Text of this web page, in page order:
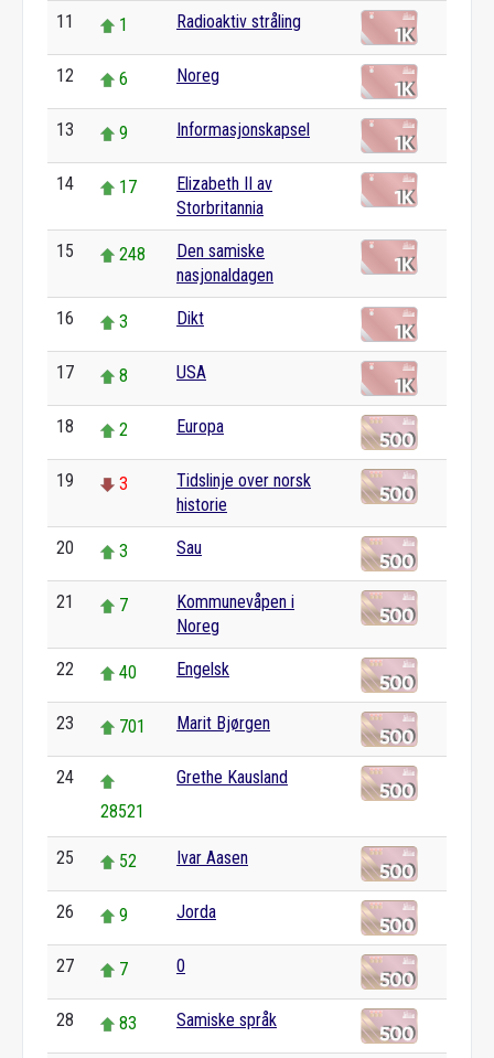
11 1 Radioaktiv stråling
12 6 Noreg
13 9 Informasjonskapsel
14 17
Elizabeth II av
Storbritannia
15 248
Den samiske
nasjonaldagen
16 3 Dikt
17 8 USA
18 2 Europa
19 3
Tidslinje over norsk
historie
20 3 Sau
21 7
Kommunevåpen i
Noreg
22 40 Engelsk
23 701 Marit Bjørgen
24
28521
Grethe Kausland
25 52 Ivar Aasen
26 9 Jorda
27 7 0
28 83 Samiske språk